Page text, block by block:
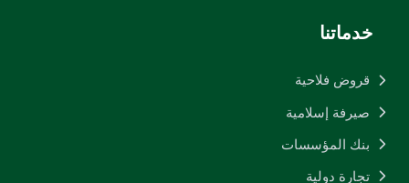
خدماتنا
قروض فلاحية
صيرفة إسلامية
بنك المؤسسات
تجارة دولية